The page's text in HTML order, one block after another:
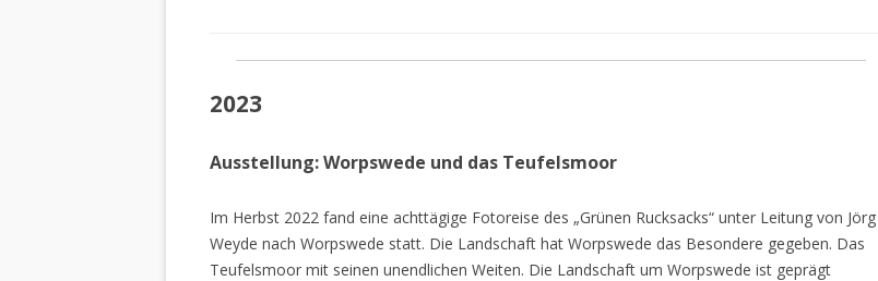
2023
Ausstellung: Worpswede und das Teufelsmoor
Im Herbst 2022 fand eine achttägige Fotoreise des „Grünen Rucksacks“ unter Leitung von Jörg
Weyde nach Worpswede statt. Die Landschaft hat Worpswede das Besondere gegeben. Das
Teufelsmoor mit seinen unendlichen Weiten. Die Landschaft um Worpswede ist geprägt